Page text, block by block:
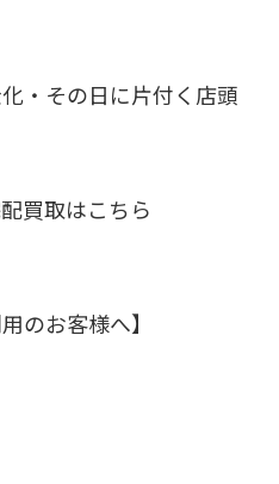
・その日に片付く店頭
買取はこちら
のお客様へ】